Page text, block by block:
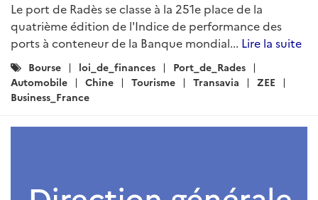
Le port de Radès se classe à la 251e place de la
quatrième édition de l'Indice de performance des
ports à conteneur de la Banque mondial... Lire la suite
Catégories
:
Bourse loi_de_finances
Port_de_Rades
Automobile
Chine Tourisme Transavia
ZEE
Business_France